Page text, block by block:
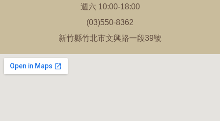
週六 10:00-18:00
(03)550-8362
新竹縣竹北市文興路一段39號